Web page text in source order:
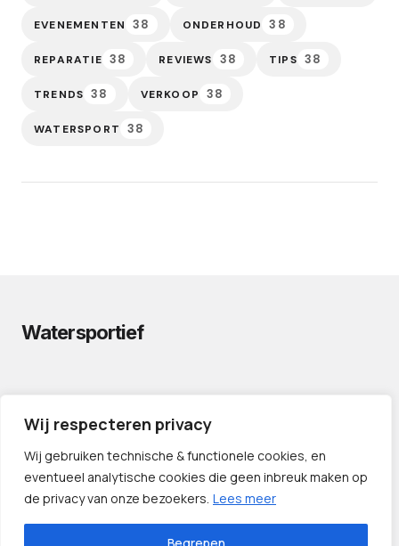
Wij respecteren privacy
Wij gebruiken technische & functionele cookies, en
eventueel analytische cookies die geen inbreuk maken op
de privacy van onze bezoekers. Lees meer
EVENEMENTEN 38 ONDERHOUD 38
REPARATIE 38 REVIEWS 38 TIPS 38
TRENDS 38 VERKOOP 38
WATERSPORT 38
Watersportief
CONTACT